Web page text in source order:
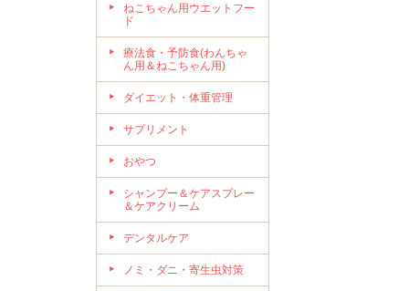
ねこちゃん用ウエットフー
ド
療法食・予防食(わんちゃ
ん用＆ねこちゃん用)
ダイエット・体重管理
サプリメント
おやつ
シャンプー＆ケアスプレー
＆ケアクリーム
デンタルケア
ノミ・ダニ・寄生虫対策